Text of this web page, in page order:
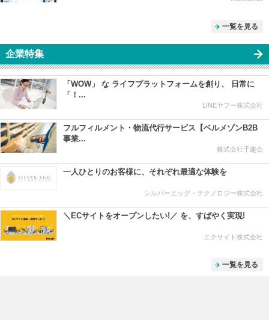
一覧を見る
企業特集
「WOW」 な ライフプラットフォームを創り、 日常に
「！...
LINEヤフー株式会社
フルフィルメント・物流代行サービス【ベルメゾンB2B
事業...
株式会社千趣会
一人ひとりのお客様に、それぞれ最適な体験を
シルバーエッグ・テクノロジー株式会社
＼ECサイトをオープンしたい!／ を、すばやく実現!
エクサイト株式会社
一覧を見る